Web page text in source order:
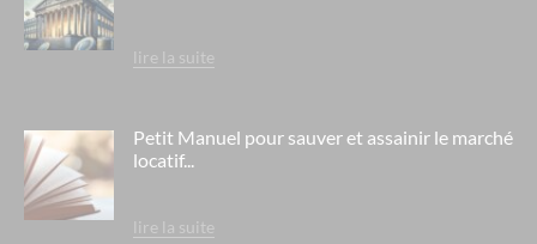
neuf de coeur - lyon
les jardins de gaia - lyon / villeurbanne
le village de la mer - talmont saint hilaire / vendée
pineto - belambra - défiscalisation 2009 - lmnp
residence lyon lumiere - défiscalisation lmnp
lire la suite
Petit Manuel pour sauver et assainir le marché
locatif...
lire la suite